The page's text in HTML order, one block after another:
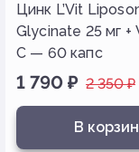
Цинк L’Vit
Glycinate 25 мг +
C — 60 капс
1 790 ₽ 2 350₽
В